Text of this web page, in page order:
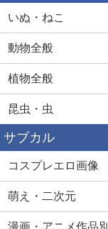
いぬ・ねこ
動物全般
植物全般
昆虫・虫
サブカル
コスプレエロ画像
萌え・二次元
漫画・アニメ作品別